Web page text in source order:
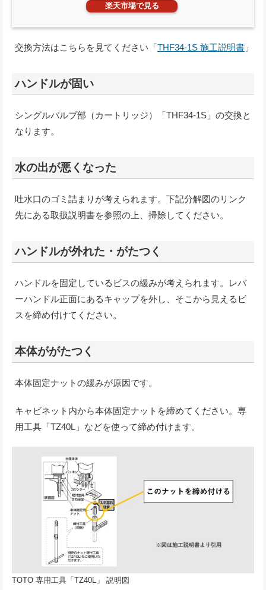
楽天市場で見る
交換方法はこちらを見てください「THF34-1S 施工説明書 」
ハンドルが固い
シングルバルブ部（カートリッジ）「THF34-1S」の交換と
なります。
水の出が悪くなった
吐水口のゴミ詰まりが考えられます。下記分解図のリンク
先にある取扱説明書を参照の上、掃除してください。
ハンドルが外れた・がたつく
ハンドルを固定しているビスの緩みが考えられます。レバ
ーハンドル正面にあるキャップを外し、そこから見えるビ
スを締め付けてください。
本体ががたつく
本体固定ナットの緩みが原因です。
キャビネット内から本体固定ナットを締めてください。専
用工具「TZ40L」などを使って締め付けます。
TOTO 専用工具「TZ40L」 説明図